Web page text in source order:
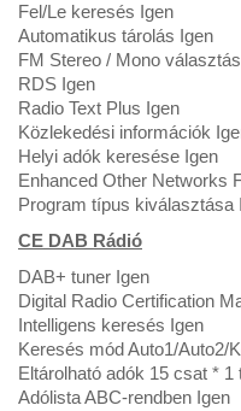
Fel/Le keresés Igen
Automatikus tárolás Igen
FM Stereo / Mono
RDS Igen
Radio Text Plus Igen
Közlekedési információk
Helyi adók keresése Igen
Enhanced Other Networks
Program típus kiválasztása
CE DAB Rádió
DAB+ tuner Igen
Digital Radio Certification
Intelligens keresés Igen
Keresés mód Auto1/Auto2/
Eltárolható adók 15 csat * 1
Adólista ABC-rendben Igen